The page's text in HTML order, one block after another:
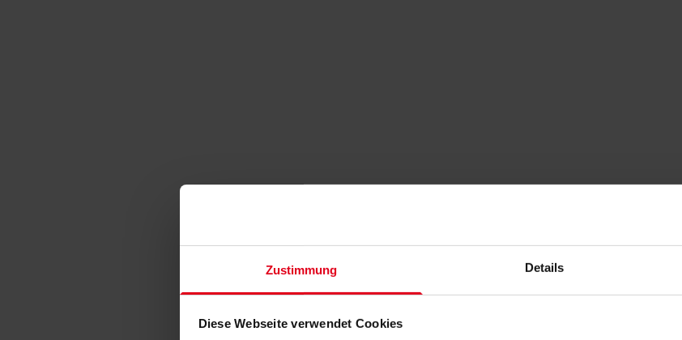
Zustimmung Details
Diese Webseite verwendet Cookies